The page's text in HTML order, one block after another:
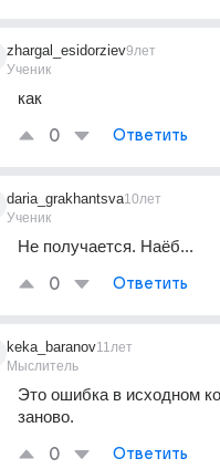
zhargal_esidorziev
Ученик
9лет
как
0 Ответить
daria_grakhantsva
Ученик
10лет
Не получается. Наёб...
0 Ответить
keka_baranov
Мыслитель
11лет
Это ошибка в исходном
заново.
0 Ответить